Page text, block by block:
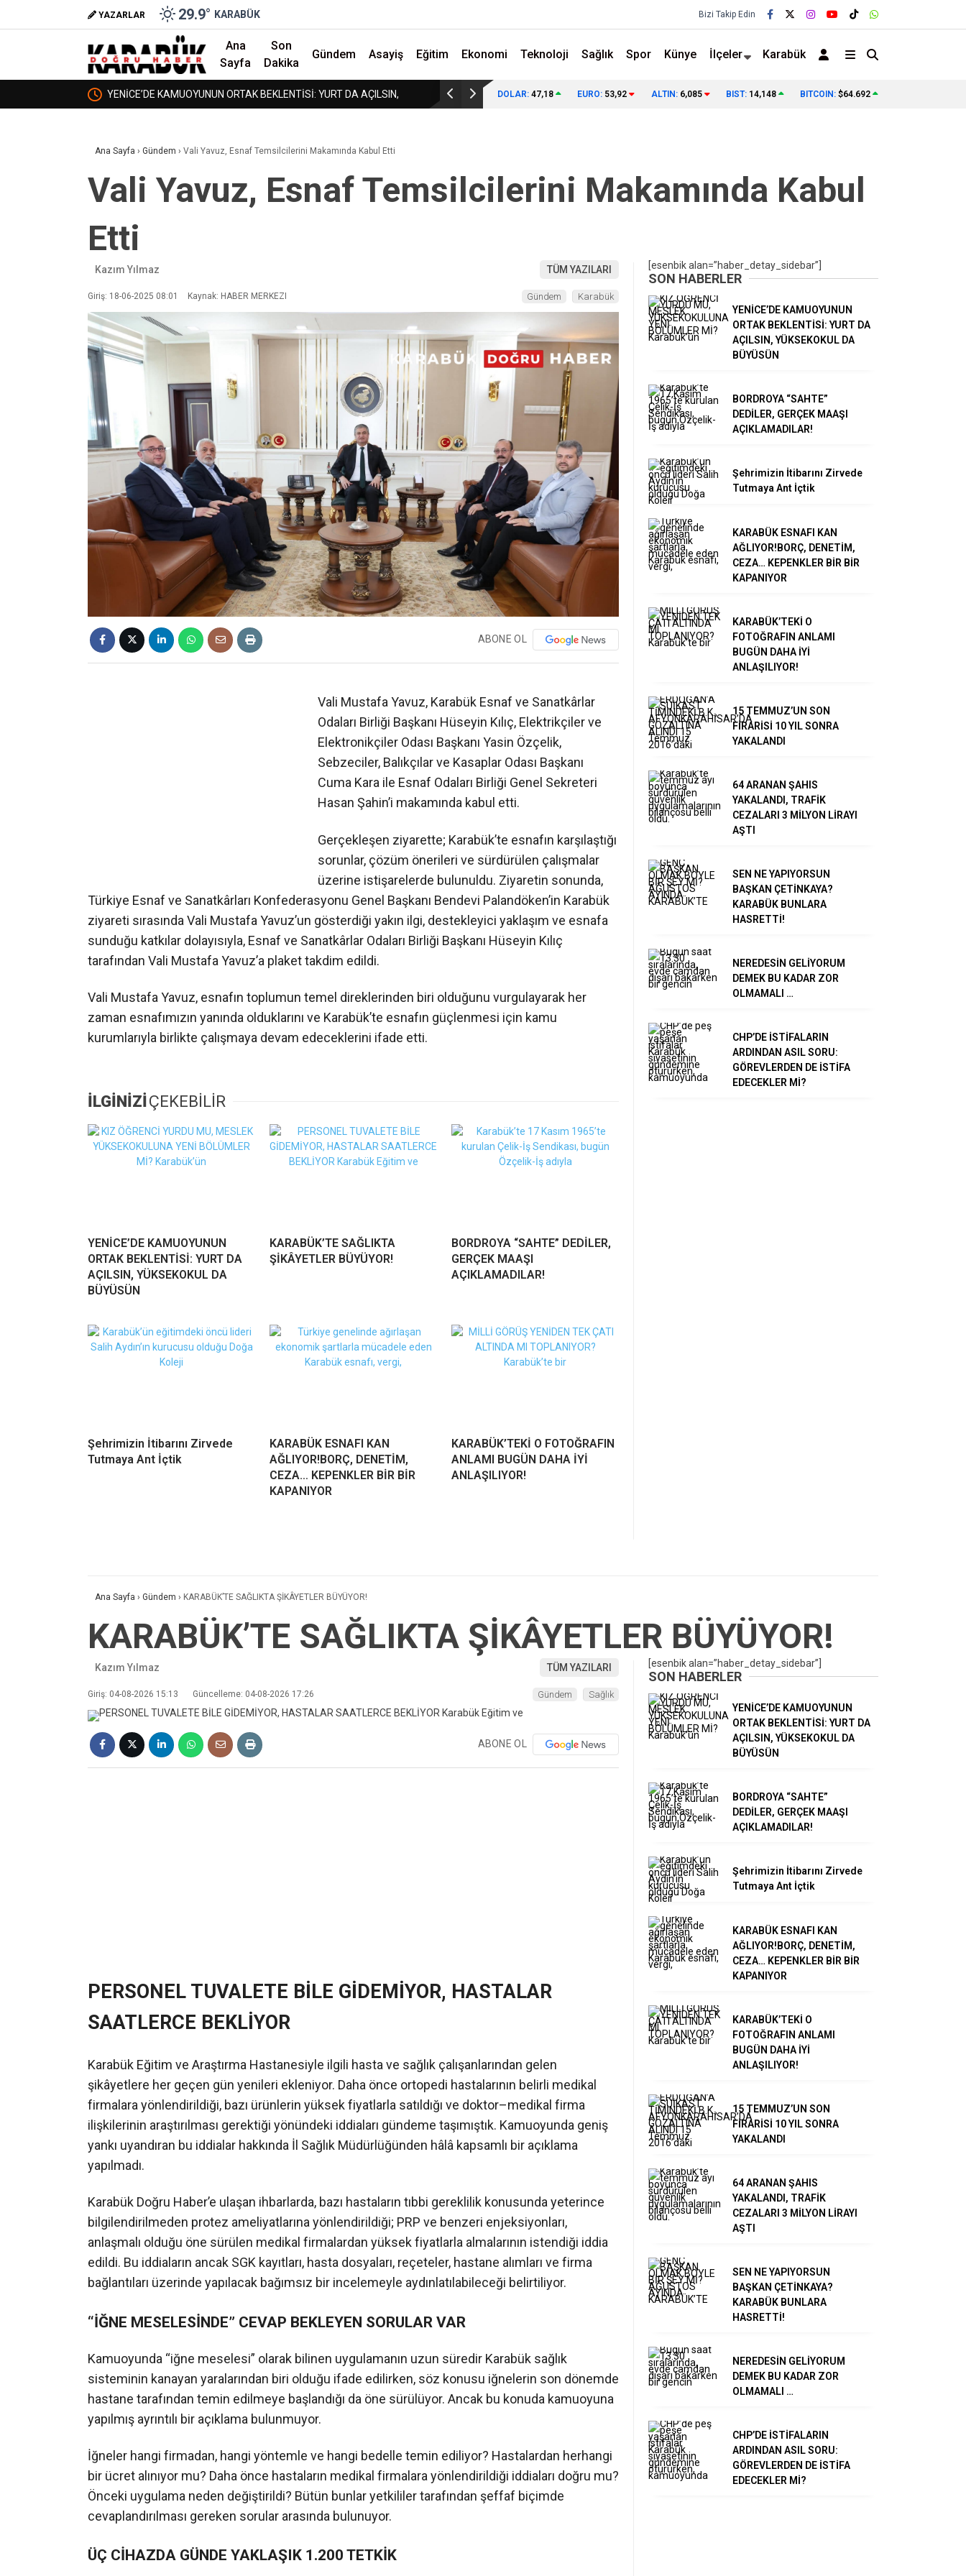
YAZARLAR 29.9° KARABÜK Bizi Takip Edin
Ana
Sayfa
Son
Dakika
Gündem Asayiş Eğitim Ekonomi Teknoloji Sağlık Spor Künye İlçeler Karabük
YURT DA AÇILSIN, BORDROYA “SAHTE” DEDİLER, GERÇEK MAAŞI AÇIKLAMADILAR! KARABÜK’TEKİ O FOTOĞRAFIN ANLAMI BUGÜN DAHA İYİ 15 TEMMUZ’UN SON FİRARİSİ 10 YIL
DOLAR: 47,18 EURO: 53,92 ALTIN: 6,085 BIST: 14,148 BITCOIN: $64.692
Ana Sayfa › Gündem › Vali Yavuz, Esnaf Temsilcilerini Makamında Kabul Etti
Vali Yavuz, Esnaf Temsilcilerini Makamında Kabul
Etti
Kazım Yılmaz TÜM YAZILARI
Giriş: 18-06-2025 08:01 Kaynak: HABER MERKEZI Gündem Karabük
ABONE OL
Vali Mustafa Yavuz, Karabük Esnaf ve Sanatkârlar
Odaları Birliği Başkanı Hüseyin Kılıç, Elektrikçiler ve
Elektronikçiler Odası Başkanı Yasin Özçelik,
Sebzeciler, Balıkçılar ve Kasaplar Odası Başkanı
Cuma Kara ile Esnaf Odaları Birliği Genel Sekreteri
Hasan Şahin’i makamında kabul etti.
Gerçekleşen ziyarette; Karabük’te esnafın karşılaştığı
sorunlar, çözüm önerileri ve sürdürülen çalışmalar
üzerine istişarelerde bulunuldu. Ziyaretin sonunda,
Türkiye Esnaf ve Sanatkârları Konfederasyonu Genel Başkanı Bendevi Palandöken’in Karabük
ziyareti sırasında Vali Mustafa Yavuz’un gösterdiği yakın ilgi, destekleyici yaklaşım ve esnafa
sunduğu katkılar dolayısıyla, Esnaf ve Sanatkârlar Odaları Birliği Başkanı Hüseyin Kılıç
tarafından Vali Mustafa Yavuz’a plaket takdim edildi.
Vali Mustafa Yavuz, esnafın toplumun temel direklerinden biri olduğunu vurgulayarak her
zaman esnafımızın yanında olduklarını ve Karabük’te esnafın güçlenmesi için kamu
kurumlarıyla birlikte çalışmaya devam edeceklerini ifade etti.
İLGİNİZİ ÇEKEBİLİR
YENİCE’DE KAMUOYUNUN
ORTAK BEKLENTİSİ: YURT DA
AÇILSIN, YÜKSEKOKUL DA
BÜYÜSÜN
KARABÜK’TE SAĞLIKTA
ŞİKÂYETLER BÜYÜYOR!
BORDROYA “SAHTE” DEDİLER,
GERÇEK MAAŞI
AÇIKLAMADILAR!
Şehrimizin İtibarını Zirvede
Tutmaya Ant İçtik
KARABÜK ESNAFI KAN
AĞLIYOR!BORÇ, DENETİM,
CEZA… KEPENKLER BİR BİR
KAPANIYOR
KARABÜK’TEKİ O FOTOĞRAFIN
ANLAMI BUGÜN DAHA İYİ
ANLAŞILIYOR!
[esenbik alan=”haber_detay_sidebar”]
SON HABERLER
YENİCE’DE KAMUOYUNUN
ORTAK BEKLENTİSİ: YURT DA
AÇILSIN, YÜKSEKOKUL DA
BÜYÜSÜN
BORDROYA “SAHTE”
DEDİLER, GERÇEK MAAŞI
AÇIKLAMADILAR!
Şehrimizin İtibarını Zirvede
Tutmaya Ant İçtik
KARABÜK ESNAFI KAN
AĞLIYOR!BORÇ, DENETİM,
CEZA… KEPENKLER BİR BİR
KAPANIYOR
KARABÜK’TEKİ O
FOTOĞRAFIN ANLAMI
BUGÜN DAHA İYİ
ANLAŞILIYOR!
15 TEMMUZ’UN SON
FİRARİSİ 10 YIL SONRA
YAKALANDI
64 ARANAN ŞAHIS
YAKALANDI, TRAFİK
CEZALARI 3 MİLYON LİRAYI
AŞTI
SEN NE YAPIYORSUN
BAŞKAN ÇETİNKAYA?
KARABÜK BUNLARA
HASRETTİ!
NEREDESİN GELİYORUM
DEMEK BU KADAR ZOR
OLMAMALI …
CHP’DE İSTİFALARIN
ARDINDAN ASIL SORU:
GÖREVLERDEN DE İSTİFA
EDECEKLER Mİ?
Ana Sayfa › Gündem › KARABÜK’TE SAĞLIKTA ŞİKÂYETLER BÜYÜYOR!
KARABÜK’TE SAĞLIKTA ŞİKÂYETLER BÜYÜYOR!
Kazım Yılmaz TÜM YAZILARI
Giriş: 04-08-2026 15:13 Güncelleme: 04-08-2026 17:26 Gündem Sağlık
ABONE OL
PERSONEL TUVALETE BİLE GİDEMİYOR, HASTALAR
SAATLERCE BEKLİYOR
Karabük Eğitim ve Araştırma Hastanesiyle ilgili hasta ve sağlık çalışanlarından gelen
şikâyetlere her geçen gün yenileri ekleniyor. Daha önce ortopedi hastalarının belirli medikal
firmalara yönlendirildiği, bazı ürünlerin yüksek fiyatlarla satıldığı ve doktor–medikal firma
ilişkilerinin araştırılması gerektiği yönündeki iddiaları gündeme taşımıştık. Kamuoyunda geniş
yankı uyandıran bu iddialar hakkında İl Sağlık Müdürlüğünden hâlâ kapsamlı bir açıklama
yapılmadı.
Karabük Doğru Haber’e ulaşan ihbarlarda, bazı hastaların tıbbi gereklilik konusunda yeterince
bilgilendirilmeden protez ameliyatlarına yönlendirildiği; PRP ve benzeri enjeksiyonları,
anlaşmalı olduğu öne sürülen medikal firmalardan yüksek fiyatlarla almalarının istendiği iddia
edildi. Bu iddiaların ancak SGK kayıtları, hasta dosyaları, reçeteler, hastane alımları ve firma
bağlantıları üzerinde yapılacak bağımsız bir incelemeyle aydınlatılabileceği belirtiliyor.
“İĞNE MESELESİNDE” CEVAP BEKLEYEN SORULAR VAR
Kamuoyunda “iğne meselesi” olarak bilinen uygulamanın uzun süredir Karabük sağlık
sisteminin kanayan yaralarından biri olduğu ifade edilirken, söz konusu iğnelerin son dönemde
hastane tarafından temin edilmeye başlandığı da öne sürülüyor. Ancak bu konuda kamuoyuna
yapılmış ayrıntılı bir açıklama bulunmuyor.
İğneler hangi firmadan, hangi yöntemle ve hangi bedelle temin ediliyor? Hastalardan herhangi
bir ücret alınıyor mu? Daha önce hastaların medikal firmalara yönlendirildiği iddiaları doğru mu?
Önceki uygulama neden değiştirildi? Bütün bunlar yetkililer tarafından şeffaf biçimde
cevaplandırılması gereken sorular arasında bulunuyor.
ÜÇ CİHAZDA GÜNDE YAKLAŞIK 1.200 TETKİK
[esenbik alan=”haber_detay_sidebar”]
SON HABERLER
YENİCE’DE KAMUOYUNUN
ORTAK BEKLENTİSİ: YURT DA
AÇILSIN, YÜKSEKOKUL DA
BÜYÜSÜN
BORDROYA “SAHTE”
DEDİLER, GERÇEK MAAŞI
AÇIKLAMADILAR!
Şehrimizin İtibarını Zirvede
Tutmaya Ant İçtik
KARABÜK ESNAFI KAN
AĞLIYOR!BORÇ, DENETİM,
CEZA… KEPENKLER BİR BİR
KAPANIYOR
KARABÜK’TEKİ O
FOTOĞRAFIN ANLAMI
BUGÜN DAHA İYİ
ANLAŞILIYOR!
15 TEMMUZ’UN SON
FİRARİSİ 10 YIL SONRA
YAKALANDI
64 ARANAN ŞAHIS
YAKALANDI, TRAFİK
CEZALARI 3 MİLYON LİRAYI
AŞTI
SEN NE YAPIYORSUN
BAŞKAN ÇETİNKAYA?
KARABÜK BUNLARA
HASRETTİ!
NEREDESİN GELİYORUM
DEMEK BU KADAR ZOR
OLMAMALI …
CHP’DE İSTİFALARIN
ARDINDAN ASIL SORU:
GÖREVLERDEN DE İSTİFA
EDECEKLER Mİ?